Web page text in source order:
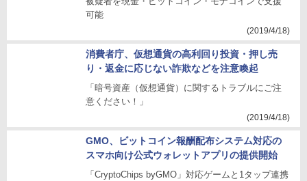
可能
(2019/4/18)
消費者庁、仮想通貨の高利回り投資・押し売
り・返金に応じない詐欺などを注意喚起
「暗号資産（仮想通貨）に関するトラブルにご注
意ください！」
(2019/4/18)
GMO、ビットコイン報酬配布システム対応の
スマホ向け公式ウォレットアプリの提供開始
「CryptoChips byGMO」対応ゲームと1タップ連携